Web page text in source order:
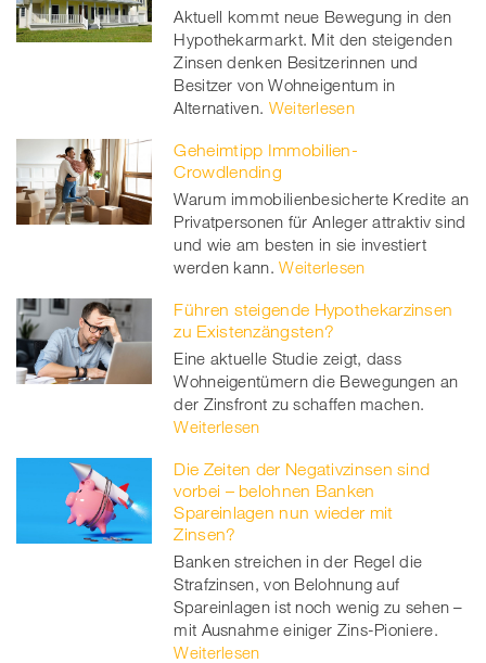
twitt
er
Aktuell kommt neue Bewegung in den
Hypothekarmarkt. Mit den steigenden
Zinsen denken Besitzerinnen und
Besitzer von Wohneigentum in
Alternativen. Weiterlesen
Geheimtipp Immobilien-
Crowdlending
Warum immobilienbesicherte Kredite an
Privatpersonen für Anleger attraktiv sind
und wie am besten in sie investiert
werden kann. Weiterlesen
Führen steigende Hypothekarzinsen
zu Existenzängsten?
Eine aktuelle Studie zeigt, dass
Wohneigentümern die Bewegungen an
der Zinsfront zu schaffen machen.
Weiterlesen
Die Zeiten der Negativzinsen sind
vorbei – belohnen Banken
Spareinlagen nun wieder mit
Zinsen?
Banken streichen in der Regel die
Strafzinsen, von Belohnung auf
Spareinlagen ist noch wenig zu sehen –
mit Ausnahme einiger Zins-Pioniere.
Weiterlesen